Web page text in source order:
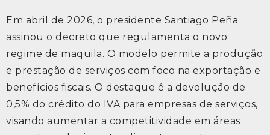
Em abril de 2026, o presidente Santiago Peña
assinou o decreto que regulamenta o novo
regime de maquila. O modelo permite a produção
e prestação de serviços com foco na exportação e
benefícios fiscais. O destaque é a devolução de
0,5% do crédito do IVA para empresas de serviços,
visando aumentar a competitividade em áreas